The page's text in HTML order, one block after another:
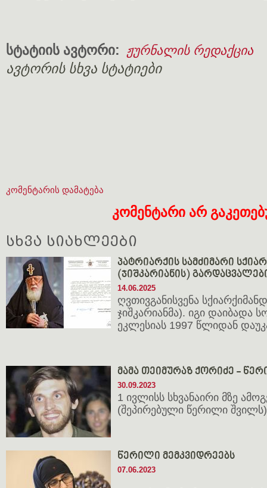
სტატიის ავტორი: ჟურნალის რედაქცია
ავტორის სხვა სტატიები
კომენტარის დამატება
კომენტარი არ
სხვა სიახლეები
პატრიარქის სამძიმარი
(ჯიშკარიანის)
14.06.2025
ღვთივგანისვენა
ჯიშკარიანმა). იგი დაიბადა
ეკლესიას 1997 წლიდან
მამა თეიმურაზ ქორიძე -
30.09.2023
1 ივლისს სხვანაირი მზე
(შეპირებული წერილი შვილს)
წე­რი­ლი მემ­კვიდ­რეებს
07.06.2023